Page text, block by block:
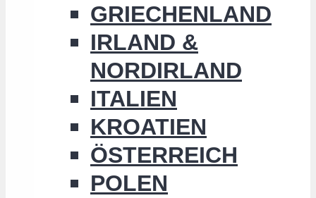
GRIECHENLAND
IRLAND &
NORDIRLAND
ITALIEN
KROATIEN
ÖSTERREICH
POLEN